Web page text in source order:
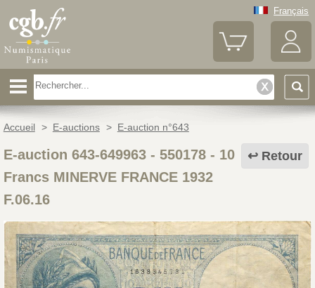
Français
Accueil > E-auctions > E-auction n°643
Retour
E-auction 643-649963 - 550178- 10
Francs MINERVE FRANCE 1932
F.06.16